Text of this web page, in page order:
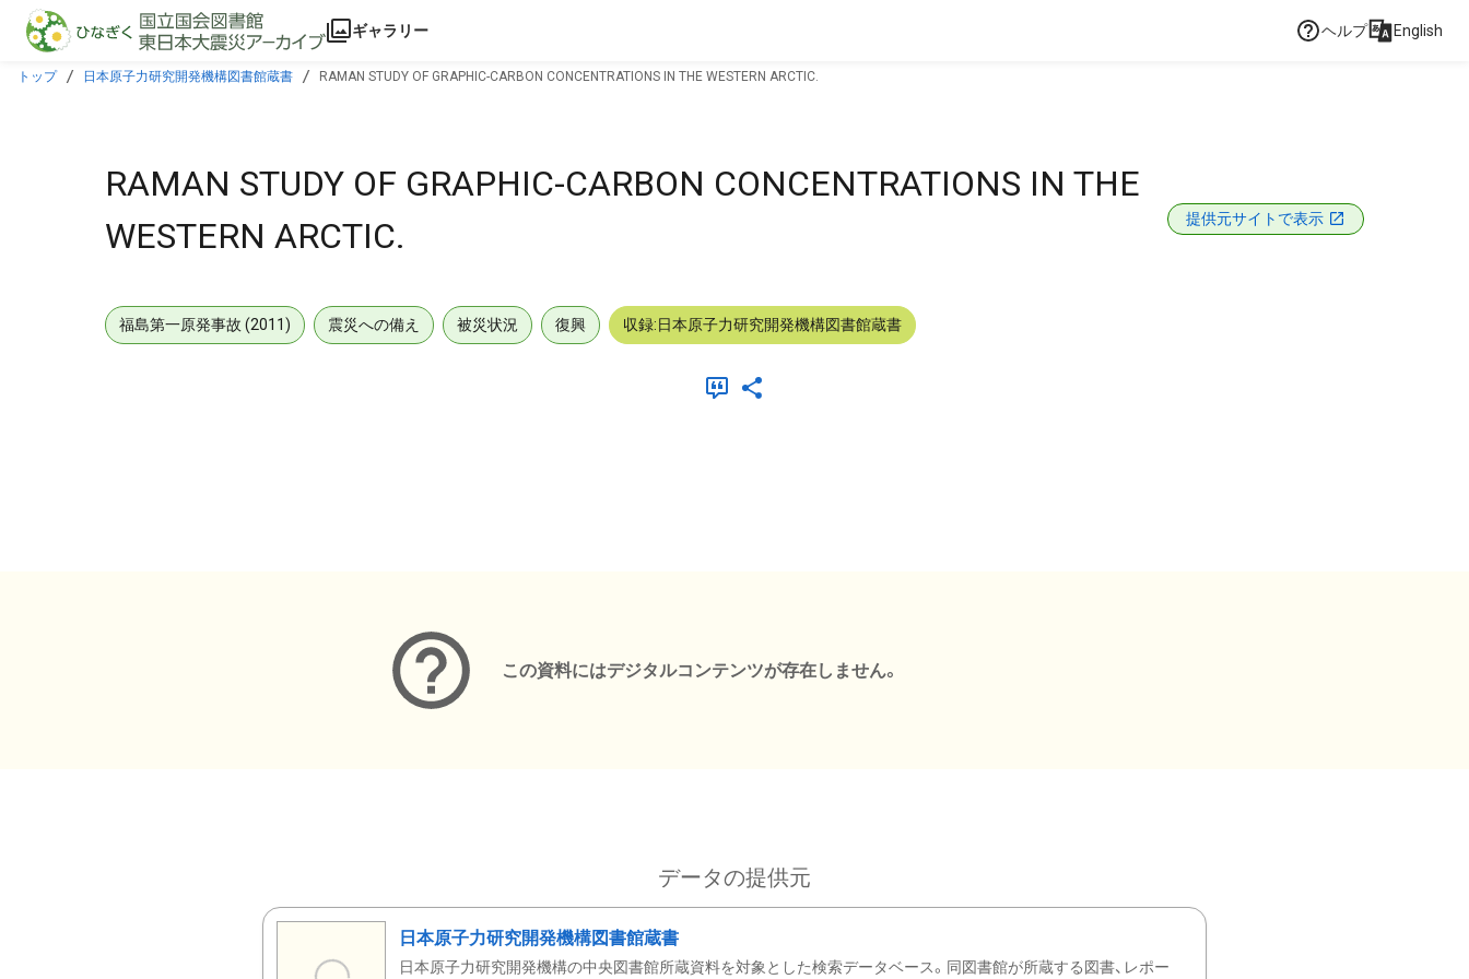
本文に飛ぶ
ギャラリー ヘルプ English
トップ 日本原子力研究開発機構図書館蔵書 RAMAN STUDY OF GRAPHIC-CARBON CONCENTRATIONS IN THE WESTERN ARCTIC.
RAMAN STUDY OF GRAPHIC-CARBON CONCENTRATIONS IN THE
WESTERN ARCTIC.
提供元サイトで表示
福島第一原発事故 (2011) 震災への備え 被災状況 復興 収録:日本原子力研究開発機構図書館蔵書
この資料にはデジタルコンテンツが存在しません。
データの提供元
日本原子力研究開発機構図書館蔵書
日本原子力研究開発機構の中央図書館所蔵資料を対象とした検索データベース。同図書館が所蔵する図書、レポー